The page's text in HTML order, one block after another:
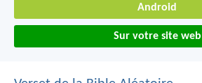
Android
Sur votre site web